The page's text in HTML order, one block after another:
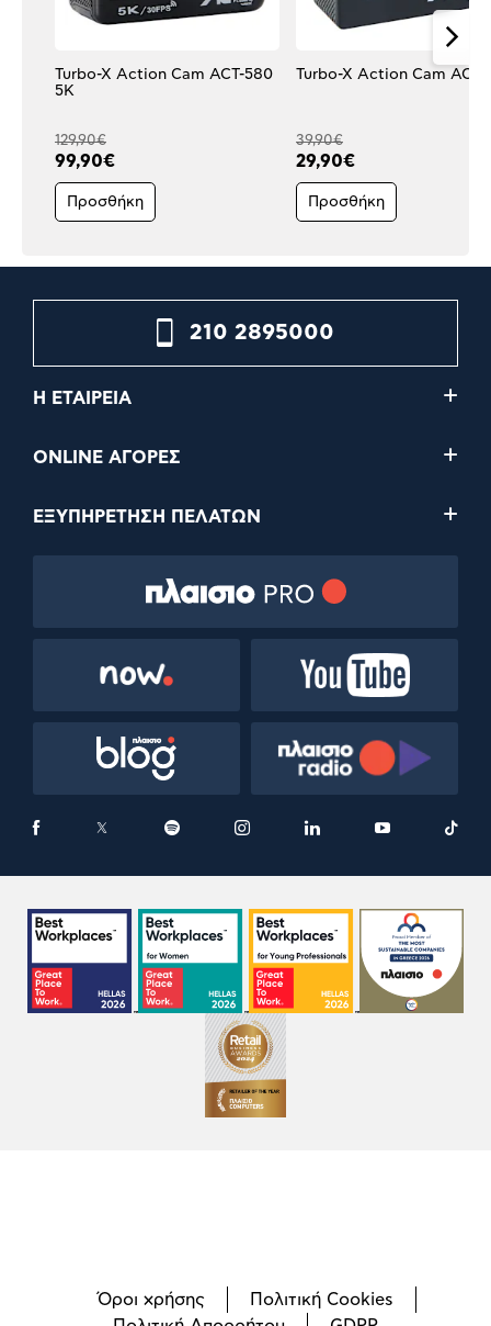
Turbo-X Action Cam ACT-580
5K
129,90€
99,90€
Προσθήκη
Turbo-X Action Cam ACT-
39,90€
29,90€
Προσθήκη
210 2895000
Η ΕΤΑΙΡΕΙΑ
ONLINE ΑΓΟΡΕΣ
ΕΞΥΠΗΡΕΤΗΣΗ ΠΕΛΑΤΩΝ
Όροι χρήσης
Πολιτική Cookies